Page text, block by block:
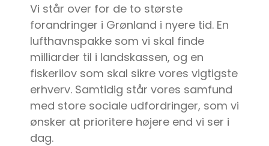
Vi står over for de to største
forandringer i Grønland i nyere tid. En
lufthavnspakke som vi skal finde
milliarder til i landskassen, og en
fiskerilov som skal sikre vores vigtigste
erhverv. Samtidig står vores samfund
med store sociale udfordringer, som vi
ønsker at prioritere højere end vi ser i
dag.